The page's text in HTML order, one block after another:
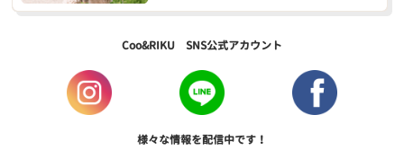
Coo&RIKU SNS公式アカウント
様々な情報を配信中です！